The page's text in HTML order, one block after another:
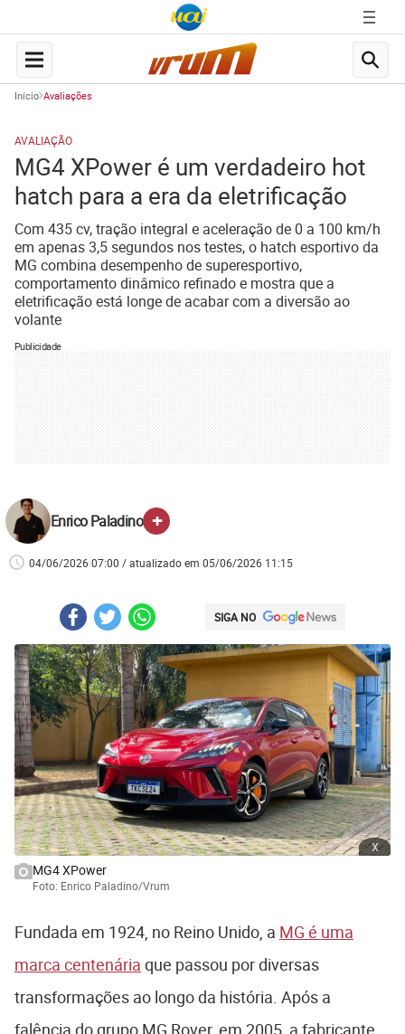
Início Avaliações
AVALIAÇÃO
MG4 XPower é um verdadeiro hot
hatch para a era da eletrificação
Com 435 cv, tração integral e aceleração de 0 a 100 km/h
em apenas 3,5 segundos nos testes, o hatch esportivo da
MG combina desempenho de superesportivo,
comportamento dinâmico refinado e mostra que a
eletrificação está longe de acabar com a diversão ao
volante
Publicidade
Enrico Paladino +
04/06/2026 07:00 / atualizado em 05/06/2026 11:15
SIGA NO
x
MG4 XPower
Foto: Enrico Paladino/Vrum
Fundada em 1924, no Reino Unido, a MG é uma
marca centenária que passou por diversas
transformações ao longo da história. Após a
falência do grupo MG Rover, em 2005, a fabricante